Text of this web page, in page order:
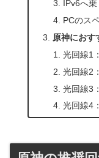
IPv6へ
PCのス
原神におす
光回線1
光回線2
光回線3
光回線4